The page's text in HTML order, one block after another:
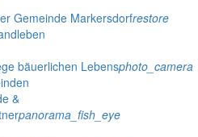
Gemeinde Markersdorfrestore
bäuerlichen Lebensphoto_camera
&
panorama_fish_eye